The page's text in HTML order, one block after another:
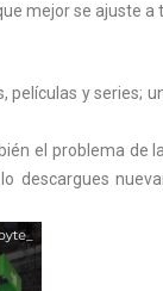
mejor se ajuste a
películas y series;
el problema de
descargues